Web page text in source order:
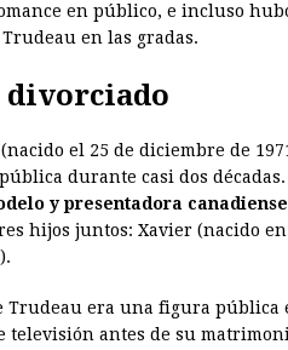
en público, e incluso
en las gradas.
divorciado
el 25 de diciembre de
durante casi dos décadas.
y presentadora
hijos juntos: Xavier (nacido
Trudeau era una figura pública
televisión antes de su